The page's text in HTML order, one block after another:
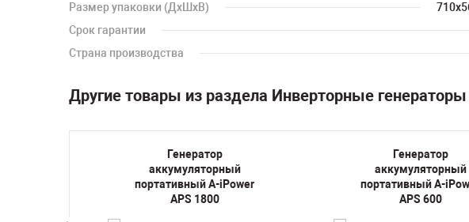
Размер упаковки (ДхШхВ)
Срок гарантии
Страна производства
Другие товары из раздела Инверторные генераторы
Генератор
аккумуляторный
портативный A-iPower
APS 1800
Генератор
аккумуляторный
портативный A-
APS 600